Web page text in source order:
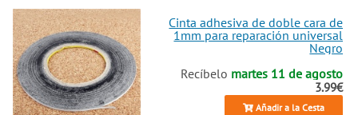
Cinta adhesiva de doble cara de
1mm para reparación universal
Negro
Recíbelo martes 11 de agosto
3.99€
Añadir a la Cesta